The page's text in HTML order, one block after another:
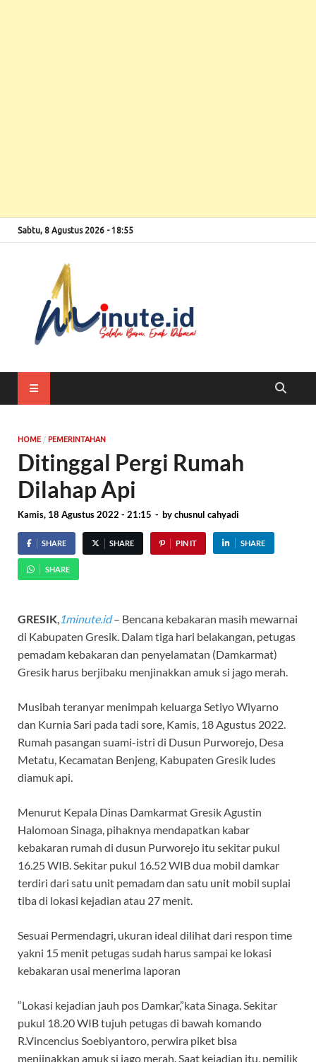
Sabtu, 8 Agustus 2026 - 18:55
HOME / PEMERINTAHAN
Ditinggal Pergi Rumah
Dilahap Api
Kamis, 18 Agustus 2022 - 21:15 - bychusnul cahyadi
SHARE SHARE PIN IT SHARE
SHARE
GRESIK, 1minute.id– Bencana kebakaran masih mewarnai
di Kabupaten Gresik. Dalam tiga hari belakangan, petugas
pemadam kebakaran dan penyelamatan (Damkarmat)
Gresik harus berjibaku menjinakkan amuk si jago merah.
Musibah teranyar menimpah keluarga Setiyo Wiyarno
dan Kurnia Sari pada tadi sore, Kamis, 18 Agustus 2022.
Rumah pasangan suami-istri di Dusun Purworejo, Desa
Metatu, Kecamatan Benjeng, Kabupaten Gresik ludes
diamuk api.
Menurut Kepala Dinas Damkarmat Gresik Agustin
Halomoan Sinaga, pihaknya mendapatkan kabar
kebakaran rumah di dusun Purworejo itu sekitar pukul
16.25 WIB. Sekitar pukul 16.52 WIB dua mobil damkar
terdiri dari satu unit pemadam dan satu unit mobil suplai
tiba di lokasi kejadian atau 27 menit.
Sesuai Permendagri, ukuran ideal dilihat dari respon time
yakni 15 menit petugas sudah harus sampai ke lokasi
kebakaran usai menerima laporan
“Lokasi kejadian jauh pos Damkar,”kata Sinaga. Sekitar
pukul 18.20 WIB tujuh petugas di bawah komando
R.Vincencius Soebiyantoro, perwira piket bisa
menjinakkan amuk si jago merah. Saat kejadian itu, pemilik